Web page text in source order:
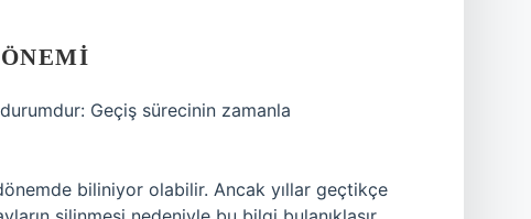
Geçiş sürecinin zamanla
biliniyor olabilir. Ancak yıllar geçtikçe